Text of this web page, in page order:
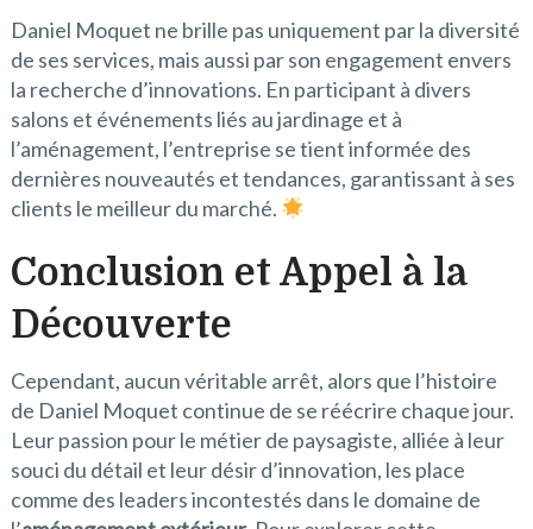
Daniel Moquet ne brille pas uniquement par la diversité
de ses services, mais aussi par son engagement envers
la recherche d’innovations. En participant à divers
salons et événements liés au jardinage et à
l’aménagement, l’entreprise se tient informée des
dernières nouveautés et tendances, garantissant à ses
clients le meilleur du marché.
Conclusion et Appel à la
Découverte
Cependant, aucun véritable arrêt, alors que l’histoire
de Daniel Moquet continue de se réécrire chaque jour.
Leur passion pour le métier de paysagiste, alliée à leur
souci du détail et leur désir d’innovation, les place
comme des leaders incontestés dans le domaine de